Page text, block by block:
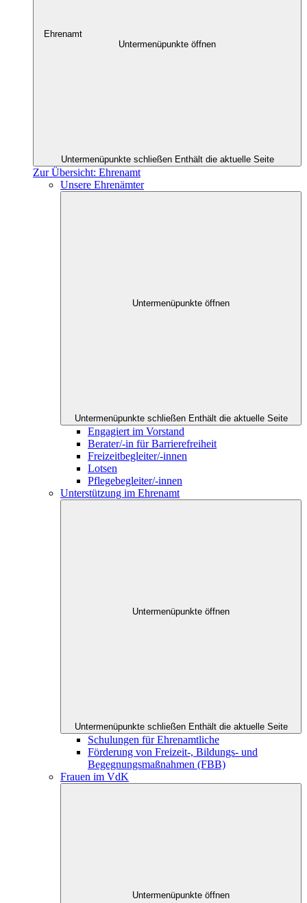
Ehrenamt
Untermenüpunkte öffnen
Untermenüpunkte schließen Enthält die aktuelle Seite
Zur Übersicht: Ehrenamt
Unsere Ehrenämter
Untermenüpunkte öffnen
Untermenüpunkte schließen Enthält die aktuelle Seite
Engagiert im Vorstand
Berater/-in für Barrierefreiheit
Freizeitbegleiter/-innen
Lotsen
Pflegebegleiter/-innen
Unterstützung im Ehrenamt
Untermenüpunkte öffnen
Untermenüpunkte schließen Enthält die aktuelle Seite
Schulungen für Ehrenamtliche
Förderung von Freizeit-, Bildungs- und
Begegnungsmaßnahmen (FBB)
Frauen im VdK
Untermenüpunkte öffnen